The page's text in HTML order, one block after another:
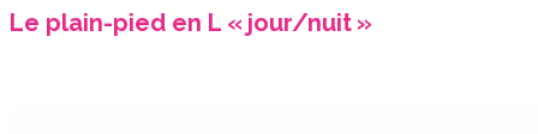
Le plain-pied en L « jour/nuit »